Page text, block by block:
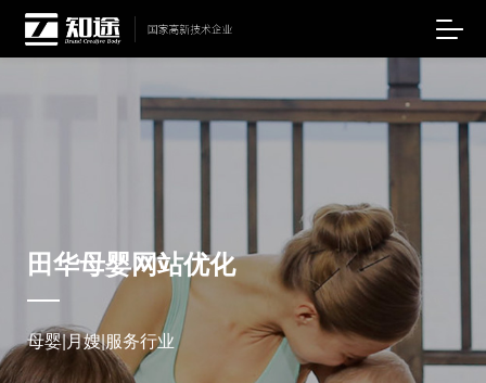
田华母婴网站优化
母婴|月嫂|服务行业